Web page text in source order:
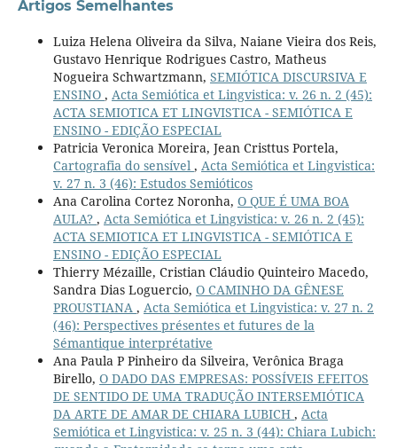
Artigos Semelhantes
Luiza Helena Oliveira da Silva, Naiane Vieira dos Reis,
Gustavo Henrique Rodrigues Castro, Matheus
Nogueira Schwartzmann, SEMIÓTICA DISCURSIVA E
ENSINO , Acta Semiótica et Lingvistica: v. 26 n. 2 (45):
ACTA SEMIOTICA ET LINGVISTICA - SEMIÓTICA E
ENSINO - EDIÇÃO ESPECIAL
Patricia Veronica Moreira, Jean Cristtus Portela,
Cartografia do sensível , Acta Semiótica et Lingvistica:
v. 27 n. 3 (46): Estudos Semióticos
Ana Carolina Cortez Noronha, O QUE É UMA BOA
AULA? , Acta Semiótica et Lingvistica: v. 26 n. 2 (45):
ACTA SEMIOTICA ET LINGVISTICA - SEMIÓTICA E
ENSINO - EDIÇÃO ESPECIAL
Thierry Mézaille, Cristian Cláudio Quinteiro Macedo,
Sandra Dias Loguercio, O CAMINHO DA GÊNESE
PROUSTIANA , Acta Semiótica et Lingvistica: v. 27 n. 2
(46): Perspectives présentes et futures de la
Sémantique interprétative
Ana Paula P Pinheiro da Silveira, Verônica Braga
Birello, O DADO DAS EMPRESAS: POSSÍVEIS EFEITOS
DE SENTIDO DE UMA TRADUÇÃO INTERSEMIÓTICA
DA ARTE DE AMAR DE CHIARA LUBICH , Acta
Semiótica et Lingvistica: v. 25 n. 3 (44): Chiara Lubich: